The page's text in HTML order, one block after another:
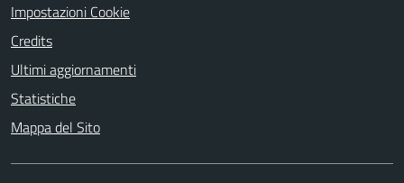
Impostazioni Cookie
Credits
Ultimi aggiornamenti
Statistiche
Mappa del Sito